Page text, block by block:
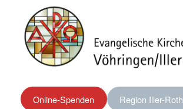
Online-Spenden Region Iller-Roth